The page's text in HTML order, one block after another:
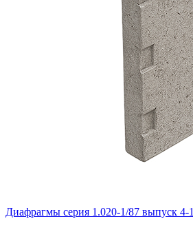
Диафрагмы серия 1.020-1/87 выпуск 4-1